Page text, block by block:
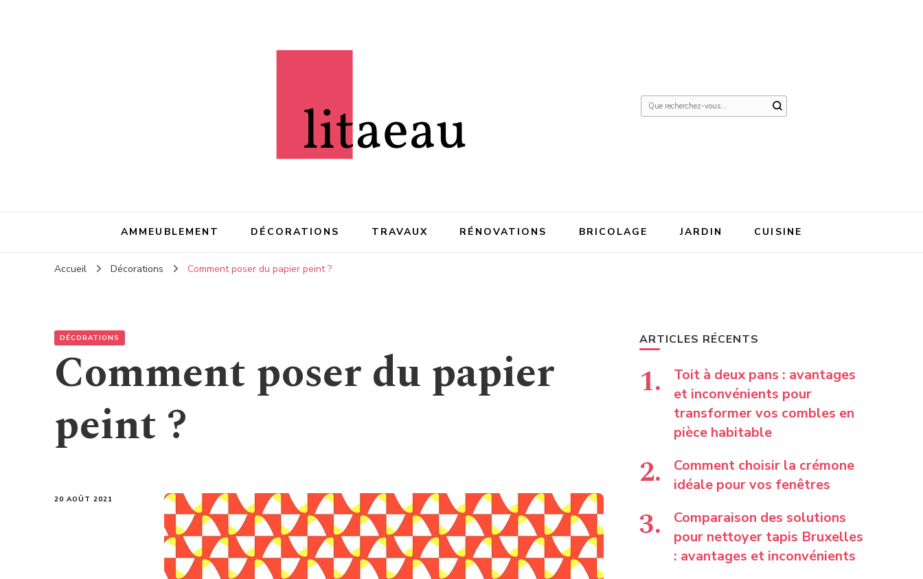
Vous
AMMEUBLEMENT DÉCORATIONS TRAVAUX RÉNOVATIONS BRICOLAGE JARDIN CUISINE
Accueil Décorations Comment poser du papier peint ?
DÉCORATIONS
Comment poser du papier
peint ?
20 AOÛT 2021
ARTICLES RÉCENTS
Toit à deux pans : avantages
et inconvénients pour
transformer vos combles en
pièce habitable
Comment choisir la crémone
idéale pour vos fenêtres
Comparaison des solutions
pour nettoyer tapis Bruxelles
: avantages et inconvénients